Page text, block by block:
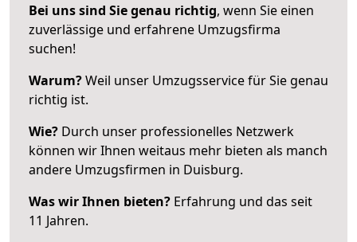
Bei uns sind Sie genau richtig, wenn Sie einen
zuverlässige und erfahrene Umzugsfirma
suchen!
Warum?Weil unser Umzugsservice für Sie genau
richtig ist.
Wie? Durch unser professionelles Netzwerk
können wir Ihnen weitaus mehr bieten als manch
andere Umzugsfirmen in Duisburg.
Was wir Ihnen bieten? Erfahrung und das seit
11 Jahren.